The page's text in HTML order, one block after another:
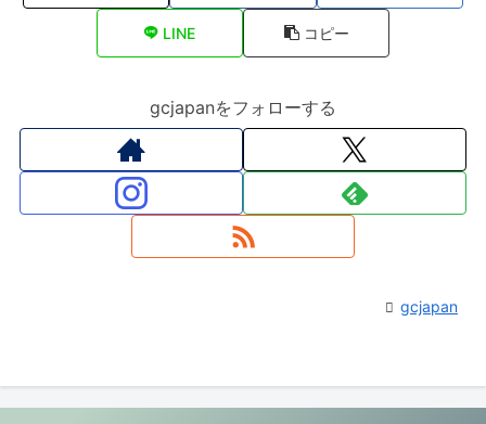
LINE コピー
gcjapanをフォローする
gcjapan